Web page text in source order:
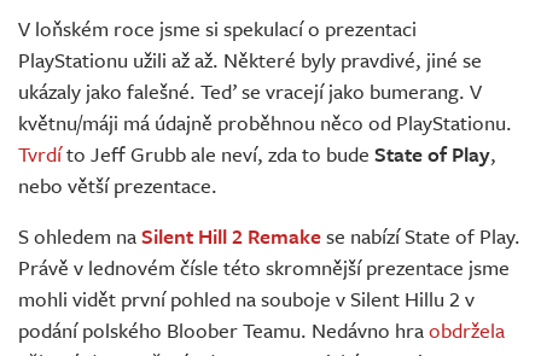
Redakce
Živě
V loňském roce jsme si spekulací o prezentaci
PlayStationu užili až až. Některé byly pravdivé, jiné se
ukázaly jako falešné. Teď se vracejí jako bumerang. V
květnu/máji má údajně proběhnou něco od PlayStationu.
Tvrdíto Jeff Grubb ale neví, zda to bude State of Play,
nebo větší prezentace.
S ohledem naSilent Hill 2 Remakese nabízí State of Play.
Právě v lednovém čísle této skromnější prezentace jsme
mohli vidět první pohled na souboje v Silent Hillu 2 v
podání polského Bloober Teamu. Nedávno hraobdržela